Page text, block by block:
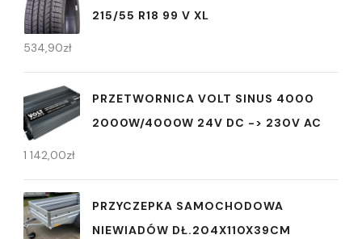
215/55 R18 99 V XL
534,90zł
PRZETWORNICA VOLT SINUS 4000
2000W/4000W 24V DC -> 230V AC
1 142,00zł
PRZYCZEPKA SAMOCHODOWA
NIEWIADÓW DŁ.204X110X39CM